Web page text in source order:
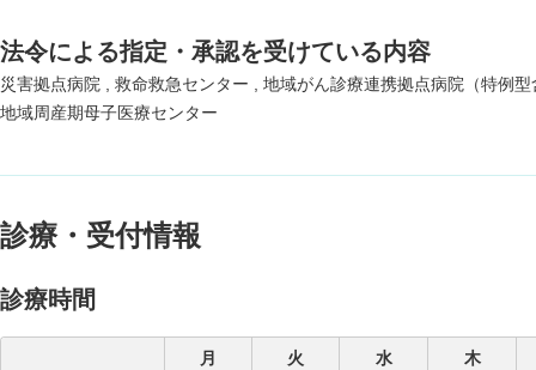
法令による指定・承認を受けている内容
災害拠点病院 救命救急センター
地域がん診療連携拠点病院（特例
地域周産期母子医療センター
診療・受付情報
診療時間
月 火 水 木